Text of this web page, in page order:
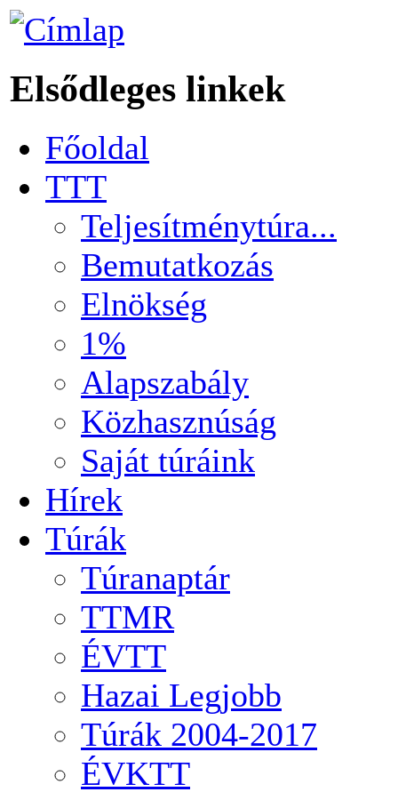
Elsődleges linkek
Főoldal
TTT
Teljesítménytúra...
Bemutatkozás
Elnökség
1%
Alapszabály
Közhasznúság
Saját túráink
Hírek
Túrák
Túranaptár
TTMR
ÉVTT
Hazai Legjobb
Túrák 2004-2017
ÉVKTT